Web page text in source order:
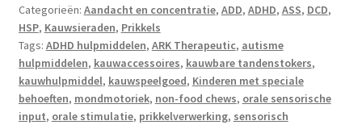
Categorieën: Aandacht en concentratie, ADD, ADHD, ASS, DCD,
HSP, Kauwsieraden, Prikkels
Tags: ADHD hulpmiddelen, ARK Therapeutic, autisme
hulpmiddelen, kauwaccessoires, kauwbare tandenstokers,
kauwhulpmiddel, kauwspeelgoed, Kinderen met speciale
behoeften, mondmotoriek, non-food chews, orale sensorische
input, orale stimulatie, prikkelverwerking, sensorisch